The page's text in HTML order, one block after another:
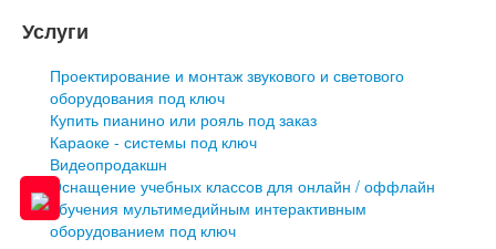
Услуги
Проектирование и монтаж звукового и светового
оборудования под ключ
Купить пианино или рояль под заказ
Караоке - системы под ключ
Видеопродакшн
Оснащение учебных классов для онлайн / оффлайн
обучения мультимедийным интерактивным
оборудованием под ключ